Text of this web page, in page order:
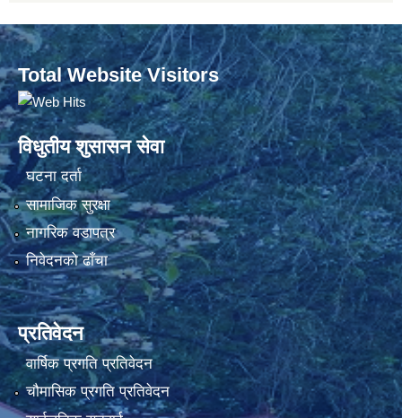
Total Website Visitors
विधुतीय शुसासन सेवा
घटना दर्ता
सामाजिक सुरक्षा
नागरिक वडापत्र
निवेदनको ढाँचा
प्रतिवेदन
वार्षिक प्रगति प्रतिवेदन
चौमासिक प्रगति प्रतिवेदन